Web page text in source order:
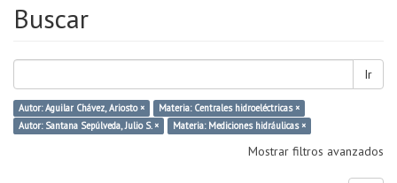
Buscar
Ir
Autor: Aguilar Chávez, Ariosto ×
Materia: Centrales hidroeléctricas ×
Autor: Santana Sepúlveda, Julio S. ×
Materia: Mediciones hidráulicas ×
Mostrar filtros avanzados